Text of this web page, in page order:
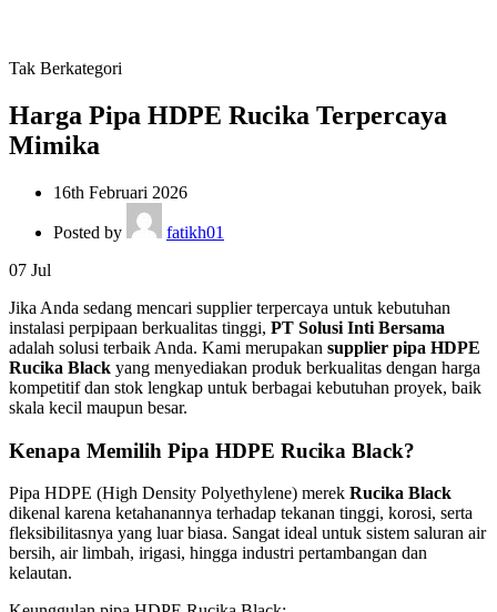
Tak Berkategori
Harga Pipa HDPE Rucika Terpercaya
Mimika
16th Februari 2026
Posted by
fatikh01
07 Jul
Jika Anda sedang mencari supplier terpercaya untuk kebutuhan
instalasi perpipaan berkualitas tinggi, PT Solusi Inti Bersama
adalah solusi terbaik Anda. Kami merupakan supplier pipa HDPE
Rucika Black yang menyediakan produk berkualitas dengan harga
kompetitif dan stok lengkap untuk berbagai kebutuhan proyek, baik
skala kecil maupun besar.
Kenapa Memilih Pipa HDPE Rucika Black?
Pipa HDPE (High Density Polyethylene) merek Rucika Black
dikenal karena ketahanannya terhadap tekanan tinggi, korosi, serta
fleksibilitasnya yang luar biasa. Sangat ideal untuk sistem saluran air
bersih, air limbah, irigasi, hingga industri pertambangan dan
kelautan.